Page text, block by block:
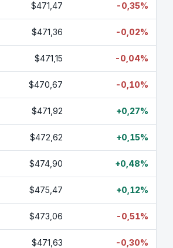
$471,47 -0,35%
$471,36 -0,02%
$471,15 -0,04%
$470,67 -0,10%
$471,92 +0,27%
$472,62 +0,15%
$474,90 +0,48%
$475,47 +0,12%
$473,06 -0,51%
$471,63 -0,30%